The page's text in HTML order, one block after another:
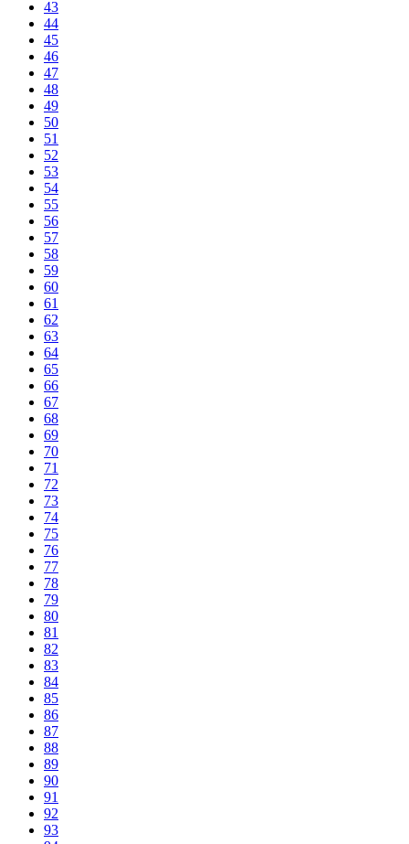
43
44
45
46
47
48
49
50
51
52
53
54
55
56
57
58
59
60
61
62
63
64
65
66
67
68
69
70
71
72
73
74
75
76
77
78
79
80
81
82
83
84
85
86
87
88
89
90
91
92
93